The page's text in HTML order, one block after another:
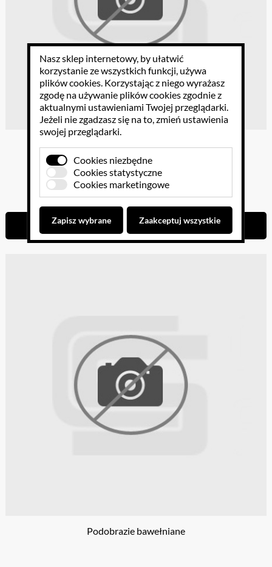
Paleta drewniana + pędzle
24.60 PLN
Do koszyka
Podobrazie bawełniane
Nasz sklep internetowy, by ułatwić
korzystanie ze wszystkich funkcji, używa
plików cookies. Korzystając z niego wyrażasz
zgodę na używanie plików cookies zgodnie z
aktualnymi ustawieniami Twojej przeglądarki.
Jeżeli nie zgadzasz się na to, zmień ustawienia
swojej przeglądarki.
Cookies niezbędne
Cookies statystyczne
Cookies marketingowe
Zapisz wybrane Zaakceptuj wszystkie